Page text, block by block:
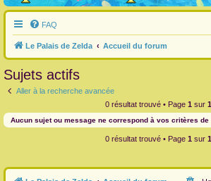
FAQ
Le Palais de Zelda Accueil du forum
Sujets actifs
Aller à la recherche avancée
0 résultat trouvé • Page 1 sur 1
Aucun sujet ou message ne correspond à vos critères de
0 résultat trouvé • Page 1 sur 1